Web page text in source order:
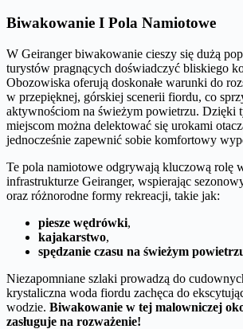
Biwakowanie I Pola Namiotowe
W Geiranger biwakowanie cieszy się dużą
turystów pragnących doświadczyć bliskiego
Obozowiska oferują doskonałe warunki do
w przepięknej, górskiej scenerii fiordu, co
aktywnościom na świeżym powietrzu. Dzięki
miejscom można delektować się urokami
jednocześnie zapewnić sobie komfortowy
Te pola namiotowe odgrywają kluczową rolę
infrastrukturze Geiranger, wspierając
oraz różnorodne formy rekreacji, takie jak:
piesze wędrówki,
kajakarstwo,
spędzanie czasu na świeżym
Niezapomniane szlaki prowadzą do
krystaliczna woda fiordu zachęca do
wodzie. Biwakowanie w tej malowniczej
zasługuje na rozważenie!